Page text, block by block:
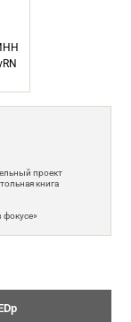
проект
книга
фокусе»